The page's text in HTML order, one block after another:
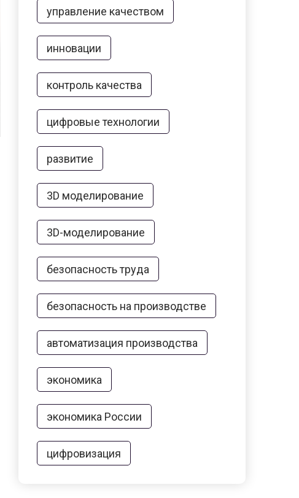
управление качеством
инновации
контроль качества
цифровые технологии
развитие
3D моделирование
3D-моделирование
безопасность труда
безопасность на производстве
автоматизация производства
экономика
экономика России
цифровизация